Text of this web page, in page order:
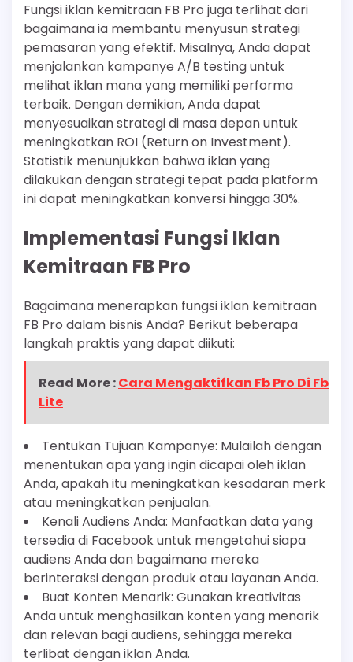
Fungsi iklan kemitraan FB Pro juga terlihat dari
bagaimana ia membantu menyusun strategi
pemasaran yang efektif. Misalnya, Anda dapat
menjalankan kampanye A/B testing untuk
melihat iklan mana yang memiliki performa
terbaik. Dengan demikian, Anda dapat
menyesuaikan strategi di masa depan untuk
meningkatkan ROI (Return on Investment).
Statistik menunjukkan bahwa iklan yang
dilakukan dengan strategi tepat pada platform
ini dapat meningkatkan konversi hingga 30%.
Implementasi Fungsi Iklan
Kemitraan FB Pro
Bagaimana menerapkan fungsi iklan kemitraan
FB Pro dalam bisnis Anda? Berikut beberapa
langkah praktis yang dapat diikuti:
Read More :Cara Mengaktifkan Fb Pro Di Fb
Lite
Tentukan Tujuan Kampanye: Mulailah dengan
menentukan apa yang ingin dicapai oleh iklan
Anda, apakah itu meningkatkan kesadaran merk
atau meningkatkan penjualan.
Kenali Audiens Anda: Manfaatkan data yang
tersedia di Facebook untuk mengetahui siapa
audiens Anda dan bagaimana mereka
berinteraksi dengan produk atau layanan Anda.
Buat Konten Menarik: Gunakan kreativitas
Anda untuk menghasilkan konten yang menarik
dan relevan bagi audiens, sehingga mereka
terlibat dengan iklan Anda.